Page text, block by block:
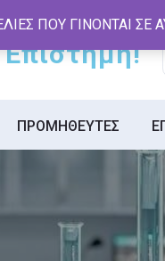
ΠΡΟΜΗΘΕΥΤΕΣ
ΠΟΥ ΓΙΝΟΝΤΑΙ